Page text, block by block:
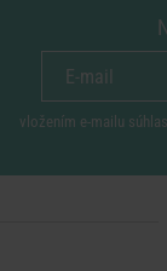
vložením e-mailu